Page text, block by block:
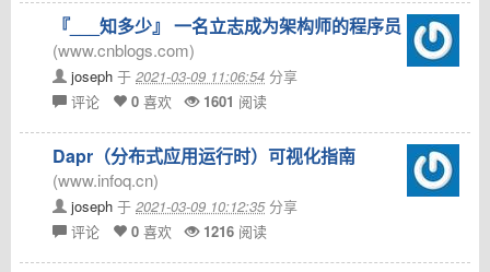
『___知多少』 一名立志成为架构师的程序员
(www.cnblogs.com)
joseph 于 2021-03-09 11:06:54 分享
评论
0 喜欢 1601 阅读
Dapr（分布式应用运行时）可视化指南
(www.infoq.cn)
joseph 于 2021-03-09 10:12:35分享
评论
0 喜欢 1216 阅读